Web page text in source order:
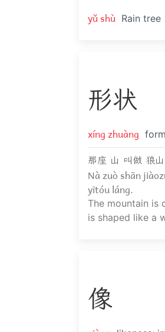
yǔ shù Rain tree
形状
xíng zhuàng
那座 山 叫做 狼
Nà zuò shān
yītóu láng.
The mountain is
is shaped like a
像